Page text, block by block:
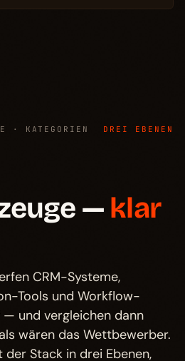
· KATEGORIEN DREI EBENEN
— klar
CRM-Systeme,
Tools und Workflow-
— und vergleichen dann
wären das Wettbewerber.
der Stack in drei Ebenen,